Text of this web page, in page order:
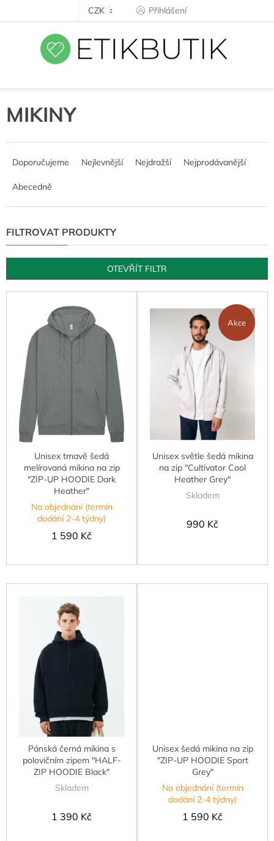
CZK Přihlášení
MIKINY
n
p
r
o
u
k
Doporučujeme Nejlevnější Nejdražší Nejprodávanější
Abecedně
OTEVŘÍT FILTR
V
Unisex tmavě šedá
melírovaná mikina na zip
"ZIP-UP HOODIE Dark
Heather"
Na objednání (termín
dodání 2-4 týdny)
1 590 Kč
Akce
Unisex světle šedá mikina
na zip "Cultivator Cool
Heather Grey"
Skladem
990 Kč
Pánská černá mikina s
polovičním zipem "HALF-
ZIP HOODIE Black"
Skladem
1 390 Kč
Unisex šedá mikina na zip
"ZIP-UP HOODIE Sport
Grey"
Na objednání (termín
dodání 2-4 týdny)
1 590 Kč